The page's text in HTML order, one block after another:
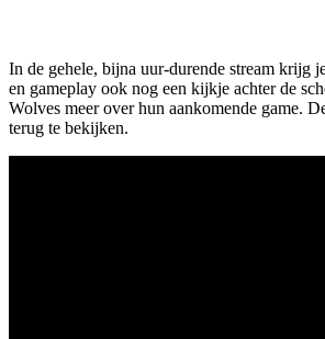
In de gehele, bijna uur-durende stream krijg
en gameplay ook nog een kijkje achter de
Wolves meer over hun aankomende game.
terug te bekijken.